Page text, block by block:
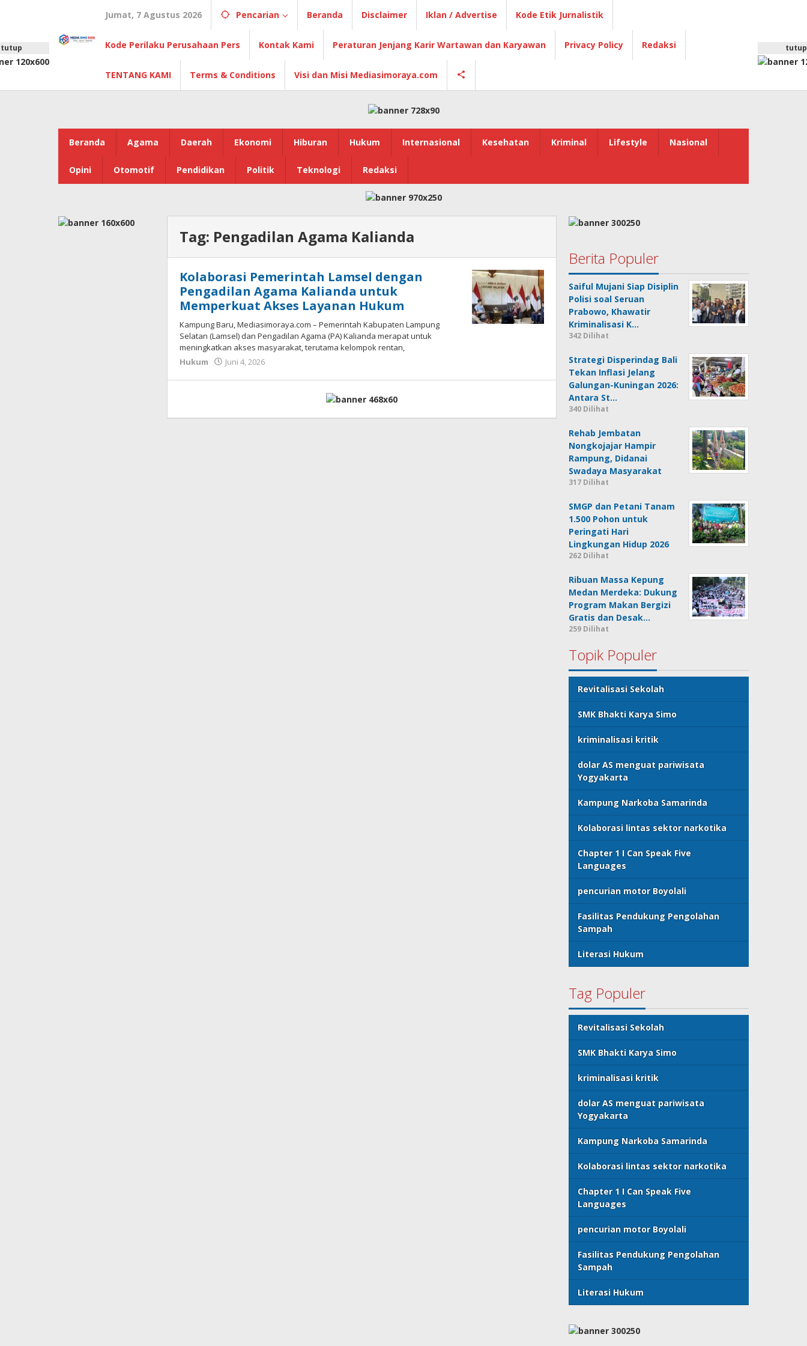
Jumat, 7 Agustus 2026 Pencarian Beranda Disclaimer Iklan / Advertise Kode Etik Jurnalistik
Kode Perilaku Perusahaan Pers Kontak Kami Peraturan Jenjang Karir Wartawan dan Karyawan Privacy Policy Redaksi
TENTANG KAMI Terms & Conditions Visi dan Misi Mediasimoraya.com
Beranda Agama Daerah Ekonomi Hiburan Hukum Internasional Kesehatan Kriminal Lifestyle Nasional
Opini Otomotif Pendidikan Politik Teknologi Redaksi
tutup tutup
Tag: Pengadilan Agama Kalianda
Kolaborasi Pemerintah Lamsel dengan
Pengadilan Agama Kalianda untuk
Memperkuat Akses Layanan Hukum
Kampung Baru, Mediasimoraya.com – Pemerintah Kabupaten Lampung
Selatan (Lamsel) dan Pengadilan Agama (PA) Kalianda merapat untuk
meningkatkan akses masyarakat, terutama kelompok rentan,
Hukum
Juni 4, 2026
Berita Populer
Saiful Mujani Siap Disiplin
Polisi soal Seruan
Prabowo, Khawatir
Kriminalisasi K…
342 Dilihat
Strategi Disperindag Bali
Tekan Inflasi Jelang
Galungan-Kuningan 2026:
Antara St…
340 Dilihat
Rehab Jembatan
Nongkojajar Hampir
Rampung, Didanai
Swadaya Masyarakat
317 Dilihat
SMGP dan Petani Tanam
1.500 Pohon untuk
Peringati Hari
Lingkungan Hidup 2026
262 Dilihat
Ribuan Massa Kepung
Medan Merdeka: Dukung
Program Makan Bergizi
Gratis dan Desak…
259 Dilihat
Topik Populer
Revitalisasi Sekolah
SMK Bhakti Karya Simo
kriminalisasi kritik
dolar AS menguat pariwisata
Yogyakarta
Kampung Narkoba Samarinda
Kolaborasi lintas sektor narkotika
Chapter 1 I Can Speak Five
Languages
pencurian motor Boyolali
Fasilitas Pendukung Pengolahan
Sampah
Literasi Hukum
Tag Populer
Revitalisasi Sekolah
SMK Bhakti Karya Simo
kriminalisasi kritik
dolar AS menguat pariwisata
Yogyakarta
Kampung Narkoba Samarinda
Kolaborasi lintas sektor narkotika
Chapter 1 I Can Speak Five
Languages
pencurian motor Boyolali
Fasilitas Pendukung Pengolahan
Sampah
Literasi Hukum